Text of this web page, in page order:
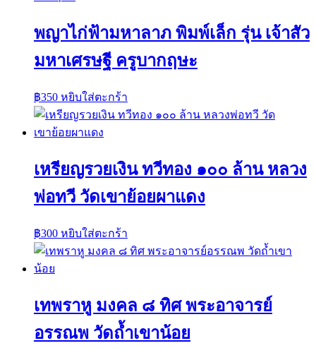
พญาไก่ฟ้ามหาลาภ พิมพ์เล็ก รุ่น เจ้าสัว
มหาเศรษฐี ครูบากฤษะ
฿350 หยิบใส่ตะกร้า
เหรียญรวยเงิน ทวีทอง ๑๐๐ ล้าน หลวง
พ่อทวี วัดเขาย้อยผาแดง
฿300 หยิบใส่ตะกร้า
เทพราหู มงคล ๘ ทิศ พระอาจารย์
อรรณพ วัดถ้ำเขาน้อย